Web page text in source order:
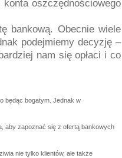
oszczędnościowego
bankową. Obecnie wiele
podejmiemy decyzję –
nam się opłaci i co
będąc bogatym. Jednak w
aby zapoznać się z ofertą bankowych
nie tylko klientów, ale także